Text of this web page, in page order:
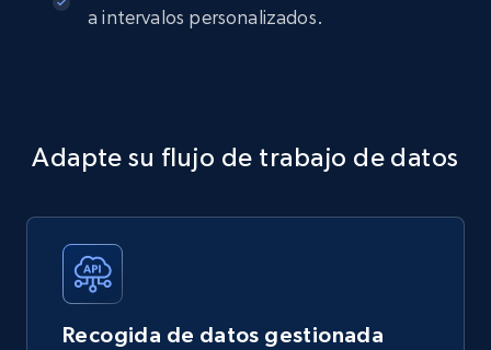
a intervalos personalizados.
Adapte su flujo de trabajo de datos
Recogida de datos gestionada